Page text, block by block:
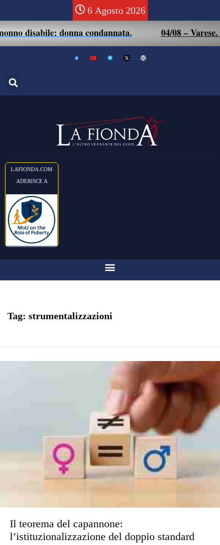
6 Agosto 2026
disabile: donna condannata. 04/08 – Varese.
LAFIONDA.COM
ADERISCE A
Tag: strumentalizzazioni
Il teorema del capannone:
l’istituzionalizzazione del doppio standard